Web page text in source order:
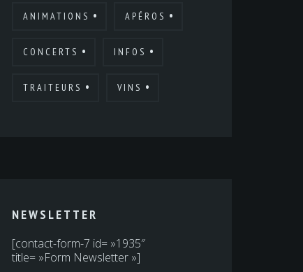
ANIMATIONS APÉROS
CONCERTS INFOS
TRAITEURS VINS
NEWSLETTER
[contact-form-7 id= »1935″
title= »Form Newsletter »]